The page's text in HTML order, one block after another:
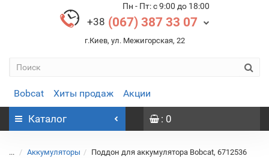
Пн - Пт: с 9:00 до 18:00
+38 (067) 387 33 07
г.Киев, ул. Межигорская, 22
Bobcat Хиты продаж Акции
Каталог : 0
... Аккумуляторы Поддон для аккумулятора Bobcat, 6712536